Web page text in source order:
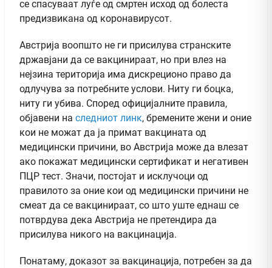
се спасуваат луѓе од смртен исход од болеста
предизвикана од коронавирусот.
Австрија воопшто не ги присилува странските
државјани да се вакцинираат, но при влез на
нејзина територија има дискреционо право да
одлучува за потребните услови. Ниту ги боцка,
ниту ги убива. Според официјалните правила,
објавени на следниот линк, бремените жени и оние
кои не можат да ја примат вакцината од
медицински причини, во Австрија може да влезат
ако покажат медицински сертификат и негативен
ПЦР тест. Значи, постојат и исклучоци од
правилото за оние кои од медицински причини не
смеат да се вакцинираат, со што уште еднаш се
потврдува дека Австрија не претендира да
присилува никого на вакцинација.
Понатаму, доказот за вакцинација, потребен за да